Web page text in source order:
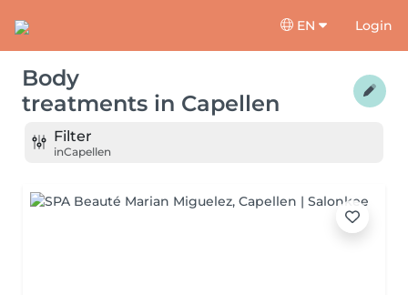
EN Login
Body
treatments in Capellen
Filter
inCapellen